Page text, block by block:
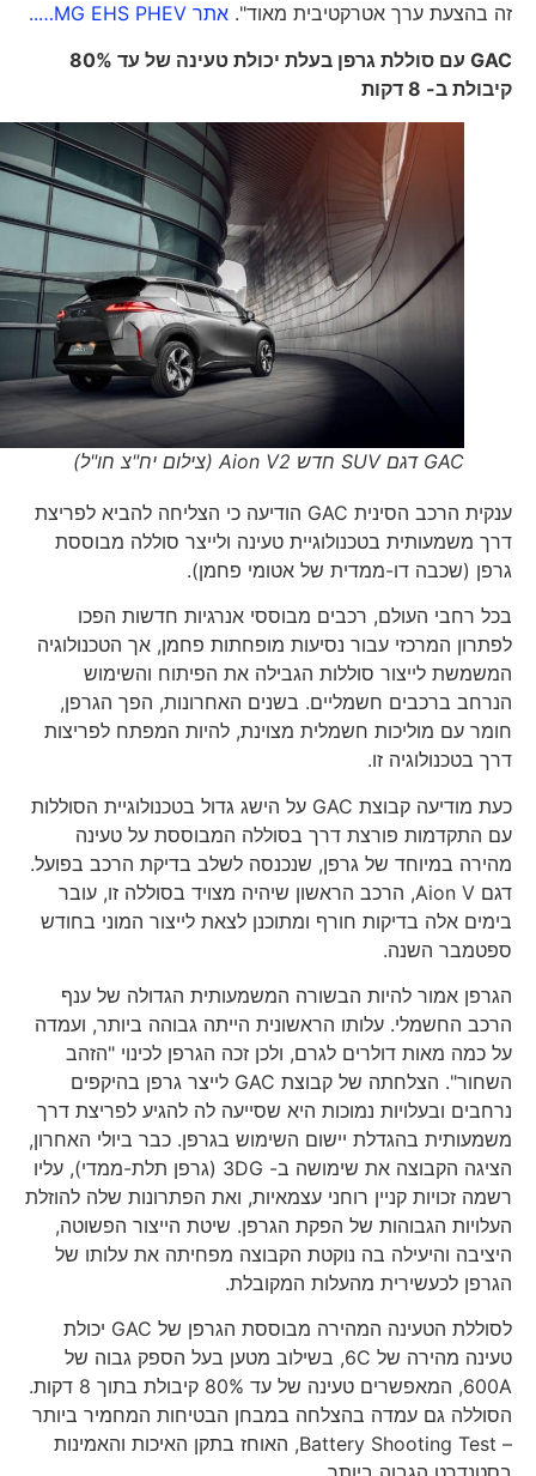
זה בהצעת ערך אטרקטיבית מאוד".אתר MG EHS PHEV…..
GAC
עם סוללת גרפן בעלת יכולת טעינה של עד 80%
קיבולת ב- 8 דקות
GAC דגם SUV חדש Aion V2 (צילום יח"צ חו"ל)
ענקית הרכב הסינית GAC הודיעה כי הצליחה להביא לפריצת
דרך משמעותית בטכנולוגיית טעינה ולייצר סוללה מבוססת
גרפן (שכבה דו-ממדית של אטומי פחמן).
בכל רחבי העולם, רכבים מבוססי אנרגיות חדשות הפכו
לפתרון המרכזי עבור נסיעות מופחתות פחמן, אך הטכנולוגיה
המשמשת לייצור סוללות הגבילה את הפיתוח והשימוש
הנרחב ברכבים חשמליים. בשנים האחרונות, הפך הגרפן,
חומר עם מוליכות חשמלית מצוינת, להיות המפתח לפריצות
דרך בטכנולוגיה זו.
כעת מודיעה קבוצת GAC על הישג גדול בטכנולוגיית הסוללות
עם התקדמות פורצת דרך בסוללה המבוססת על טעינה
מהירה במיוחד של גרפן, שנכנסה לשלב בדיקת הרכב בפועל.
דגם Aion V, הרכב הראשון שיהיה מצויד בסוללה זו, עובר
בימים אלה בדיקות חורף ומתוכנן לצאת לייצור המוני בחודש
ספטמבר השנה.
הגרפן אמור להיות הבשורה המשמעותית הגדולה של ענף
הרכב החשמלי. עלותו הראשונית הייתה גבוהה ביותר, ועמדה
על כמה מאות דולרים לגרם, ולכן זכה הגרפן לכינוי "הזהב
השחור". הצלחתה של קבוצת GAC לייצר גרפן בהיקפים
נרחבים ובעלויות נמוכות היא שסייעה לה להגיע לפריצת דרך
משמעותית בהגדלת יישום השימוש בגרפן. כבר ביולי האחרון,
הציגה הקבוצה את שימושה ב- 3DG (גרפן תלת-ממדי), עליו
רשמה זכויות קניין רוחני עצמאיות, ואת הפתרונות שלה להוזלת
העלויות הגבוהות של הפקת הגרפן. שיטת הייצור הפשוטה,
היציבה והיעילה בה נוקטת הקבוצה מפחיתה את עלותו של
הגרפן לכעשירית מהעלות המקובלת.
לסוללת הטעינה המהירה מבוססת הגרפן של GAC יכולת
טעינה מהירה של 6C, בשילוב מטען בעל הספק גבוה של
600A, המאפשרים טעינה של עד 80% קיבולת בתוך 8 דקות.
הסוללה גם עמדה בהצלחה במבחן הבטיחות המחמיר ביותר
– Battery Shooting Test, האוחז בתקן האיכות והאמינות